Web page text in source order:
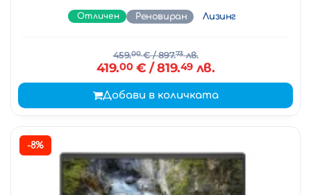
Отличен Реновиран Лизинг
459.00€/ 897.73лв.
419.00€ / 819.49лв.
Добави в количката
-8%